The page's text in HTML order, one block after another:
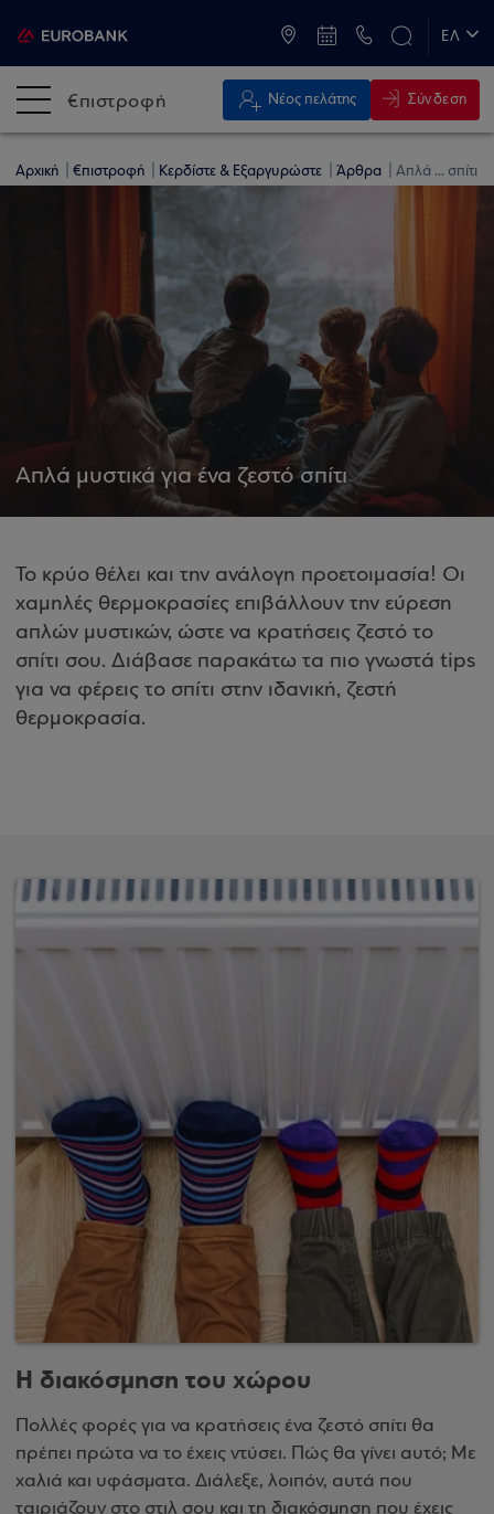
ΕΛ
€πιστροφή Νέος πελάτης Σύνδεση
Αρχική €πιστροφή Κερδίστε & Εξαργυρώστε Άρθρα Απλά ... σπίτι
Απλά μυστικά για ένα ζεστό σπίτι
Το κρύο θέλει και την ανάλογη προετοιμασία! Οι
χαμηλές θερμοκρασίες επιβάλλουν την εύρεση
απλών μυστικών, ώστε να κρατήσεις ζεστό το
σπίτι σου. Διάβασε παρακάτω τα πιο γνωστά tips
για να φέρεις το σπίτι στην ιδανική, ζεστή
θερμοκρασία.
Η διακόσμηση του χώρου
Πολλές φορές για να κρατήσεις ένα ζεστό σπίτι θα
πρέπει πρώτα να το έχεις ντύσει. Πώς θα γίνει αυτό; Με
χαλιά και υφάσματα. Διάλεξε, λοιπόν, αυτά που
ταιριάζουν στο στιλ σου και τη διακόσμηση που έχεις